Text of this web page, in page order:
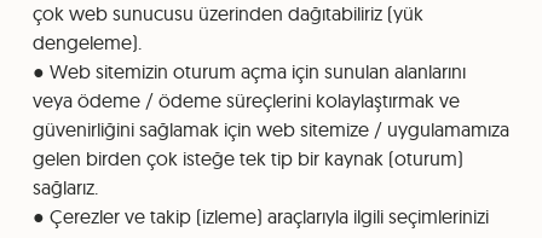
çok web sunucusu üzerinden dağıtabiliriz (yük
dengeleme).
● Web sitemizin oturum açma için sunulan alanlarını
veya ödeme / ödeme süreçlerini kolaylaştırmak ve
güvenirliğini sağlamak için web sitemize / uygulamamıza
gelen birden çok isteğe tek tip bir kaynak (oturum)
sağlarız.
● Çerezler ve takip (izleme) araçlarıyla ilgili seçimlerinizi